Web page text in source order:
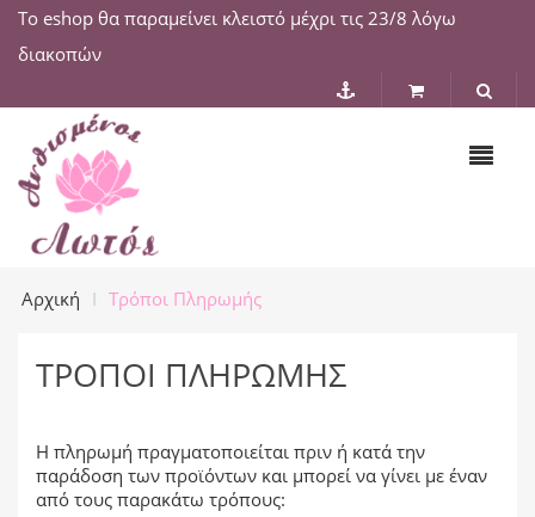
Το eshop θα παραμείνει κλειστό μέχρι τις 23/8 λόγω
διακοπών
Αρχική Τρόποι Πληρωμής
ΤΡΌΠΟΙ ΠΛΗΡΩΜΉΣ
Η πληρωμή πραγματοποιείται πριν ή κατά την
παράδοση των προϊόντων και μπορεί να γίνει με έναν
από τους παρακάτω τρόπους: